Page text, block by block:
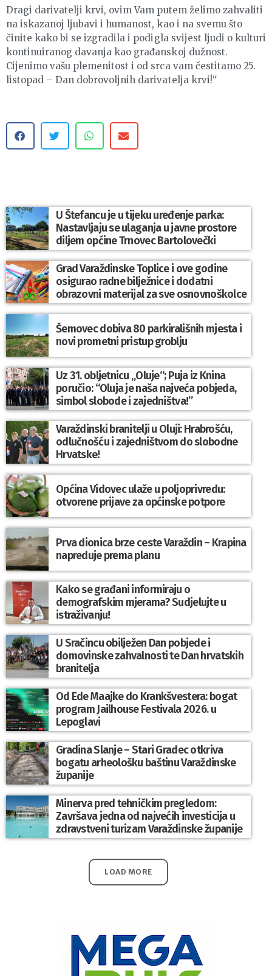
Dragi darivatelji krvi, ovim Vam putem želimo zahvaliti
na iskazanoj ljubavi i humanost, kao i na svemu što
činite kako bi se izgradila i podigla svijest ljudi o kulturi
kontinuiranog davanja kao građanskoj dužnost.
Cijenimo vašu plemenitost i od srca vam čestitamo 25.
listopad – Dan dobrovoljnih darivatelja krvi!“
U Štefancu je u tijeku uređenje parka:
Nastavljaju se ulaganja u javne prostore
diljem općine Trnovec Bartolovečki
Grad Varaždinske Toplice i ove godine
osigurao radne bilježnice i dodatni
obrazovni materijal za sve osnovnoškolce
Šemovec dobiva 80 parkirališnih mjesta i
novi prometni pristup groblju
Uz 31. obljetnicu „Oluje“; Puja iz Knina
poručio: “Oluja je naša najveća pobjeda,
simbol slobode i zajedništva!”
Varaždinski branitelji u Oluji: Hrabrošću,
odlučnošću i zajedništvom do slobodne
Hrvatske!
Općina Vidovec ulaže u poljoprivredu:
otvorene prijave za općinske potpore
Prva dionica brze ceste Varaždin – Krapina
napreduje prema planu
Kako se građani informiraju o
demografskim mjerama? Sudjelujte u
istraživanju!
U Sračincu obilježen Dan pobjede i
domovinske zahvalnosti te Dan hrvatskih
branitelja
Od Ede Maajke do Krankšvestera: bogat
program Jailhouse Festivala 2026. u
Lepoglavi
Gradina Slanje – Stari Gradec otkriva
bogatu arheološku baštinu Varaždinske
županije
Minerva pred tehničkim pregledom:
Završava jedna od najvećih investicija u
zdravstveni turizam Varaždinske županije
LOAD MORE